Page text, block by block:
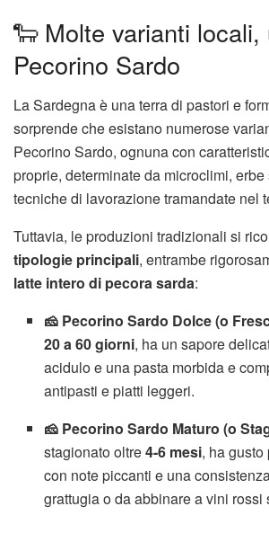
🐑 Molte varianti locali,
Pecorino Sardo
La Sardegna è una terra di pastori e
sorprende che esistano numerose
Pecorino Sardo, ognuna con
proprie, determinate da microclimi,
tecniche di lavorazione tramandate nel
Tuttavia, le produzioni tradizionali si
tipologie principali, entrambe
latte intero di pecora sarda:
🧀 Pecorino Sardo Dolce (o
20 a 60 giorni, ha un sapore
acidulo e una pasta morbida e
antipasti e piatti leggeri.
🧀 Pecorino Sardo Maturo (o
stagionato oltre4-6 mesi, ha
con note piccanti e una
grattugia o da abbinare a vini rossi